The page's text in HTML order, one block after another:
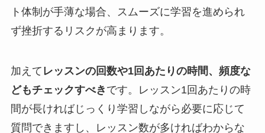
ト体制が手薄な場合、スムーズに学習を進められ
ず挫折するリスクが高まります。
加えて レッスンの回数や1回あたりの時間、頻度な
どもチェックすべき です。レッスン1回あたりの時
間が長ければじっくり学習しながら必要に応じて
質問できますし、レッスン数が多ければわからな